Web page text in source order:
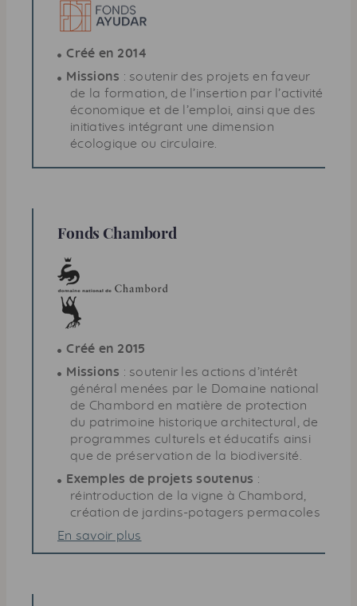
Créé en 2014
Missions : soutenir des projets en faveur
de la formation, de l’insertion par l’activité
économique et de l’emploi, ainsi que des
initiatives intégrant une dimension
écologique ou circulaire.
Fonds Chambord
Créé en 2015
Missions : soutenir les actions d’intérêt
général menées par le Domaine national
de Chambord en matière de protection
du patrimoine historique architectural, de
programmes culturels et éducatifs ainsi
que de préservation de la biodiversité.
Exemples de projets soutenus :
réintroduction de la vigne à Chambord,
création de jardins-potagers permacoles
En savoir plus